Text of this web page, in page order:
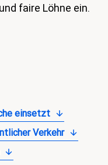
faire Löhne ein.
einsetzt
Verkehr